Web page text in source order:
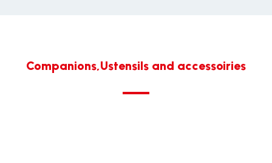
Companions,Ustensils and accessoiries